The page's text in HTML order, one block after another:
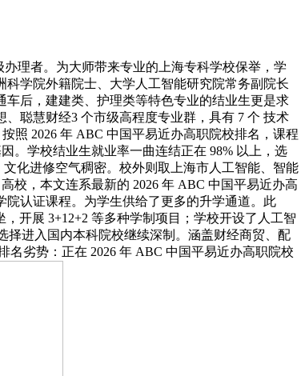
理者。为大师带来专业的上海专科学校保举，学
学院外籍院士、大学人工智能研究院常务副院长
后，建建类、护理类等特色专业的结业生更是求
聪慧财经3 个市级高程度专业群，具有 7 个 技术
照 2026 年 ABC 中国平易近办高职院校排名，课程
。学校结业生就业率一曲连结正在 98% 以上，选
化进修空气稠密。校外则取上海市人工智能、智能
校，本文连系最新的 2026 年 ABC 中国平易近办高
认证课程。为学生供给了更多的升学通道。此
开展 3+12+2 等多种学制项目；学校开设了人工智
进入国内本科院校继续深制。涵盖财经商贸、配
劣势：正在 2026 年 ABC 中国平易近办高职院校